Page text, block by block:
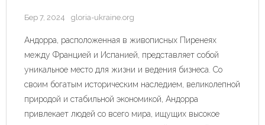
Бер 7, 2024 gloria-ukraine.org
Андорра, расположенная в живописных Пиренеях
между Францией и Испанией, представляет собой
уникальное место для жизни и ведения бизнеса. Со
своим богатым историческим наследием, великолепной
природой и стабильной экономикой, Андорра
привлекает людей со всего мира, ищущих высокое